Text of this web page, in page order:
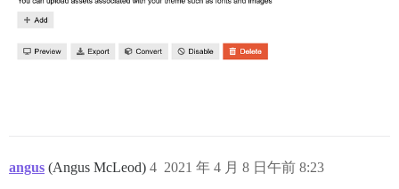
angus (Angus McLeod) 2021 年 4 月 8 日午前 8:23
4